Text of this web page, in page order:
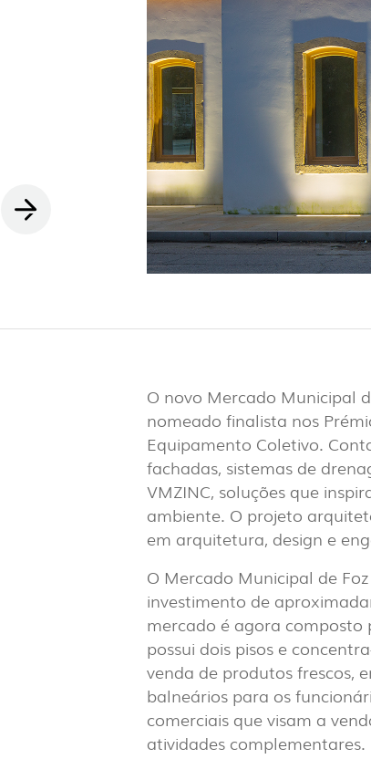
INTERIOR (86)
EXTERIOR (22)
O novo Mercado Municipal
nomeado finalista nos
Equipamento Coletivo.
fachadas, sistemas de
VMZINC, soluções que
ambiente. O projeto
em arquitetura, design e
O Mercado Municipal de
investimento de
mercado é agora composto
possui dois pisos e
venda de produtos frescos,
balneários para os
comerciais que visam a
atividades